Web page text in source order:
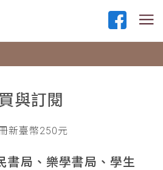
與訂閱
新臺幣250元
書局、樂學書局、學生